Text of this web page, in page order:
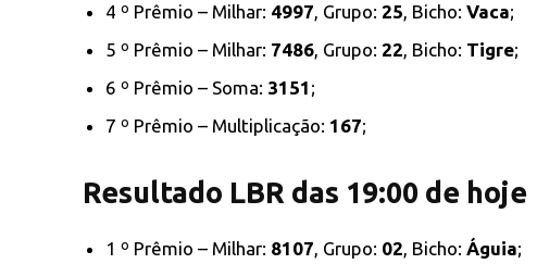
4 º Prêmio – Milhar: 4997, Grupo: 25, Bicho: Vaca;
5 º Prêmio – Milhar: 7486, Grupo: 22, Bicho: Tigre;
6 º Prêmio – Soma: 3151 ;
7 º Prêmio – Multiplicação: 167;
Resultado LBR das 19:00 de hoje
1 º Prêmio – Milhar: 8107, Grupo: 02, Bicho: Águia;